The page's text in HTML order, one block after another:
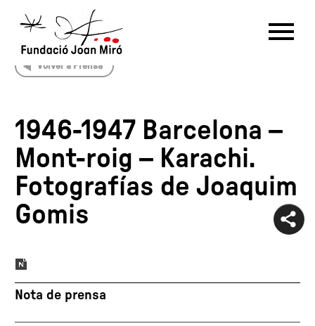
中文
IT
日本語
한국어
NL
PT
Volver a Prensa
1946-1947 Barcelona –
Mont-roig – Karachi.
Fotografías de Joaquim
Gomis
Nota de prensa